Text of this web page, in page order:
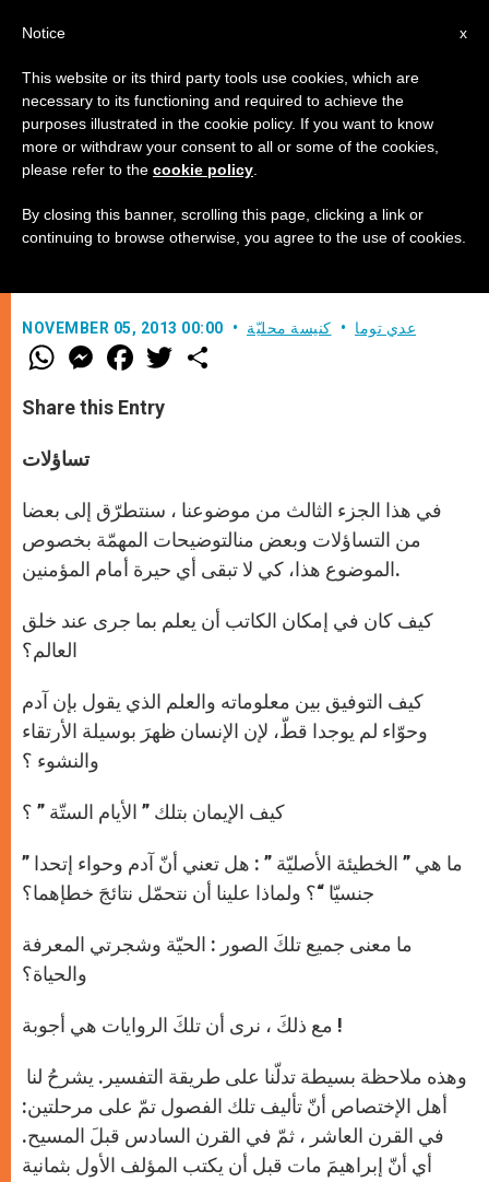
قصّة آدم وحوّاء .. بين الرمزية
والواقعيّة
NOVEMBER 05, 2013 00:00 عدي توما كنيسة محليّة
W
h
t
s
p
p
M
e
s
e
F
a
e
b
w
Share this Entry
تساؤلات
في هذا الجزء الثالث من موضوعنا ، سنتطرّق إلى بعضا
من التساؤلات وبعض منالتوضيحات المهمّة بخصوص
الموضوع هذا، كي لا تبقى أي حيرة أمام المؤمنين.
كيف كان في إمكان الكاتب أن يعلم بما جرى عند خلق
العالم؟
كيف التوفيق بين معلوماته والعلم الذي يقول بإن آدم
وحوّاء لم يوجدا قطّ، لإن الإنسان ظهرَ بوسيلة الأرتقاء
والنشوء ؟
كيف الإيمان بتلك ” الأيام الستّة ” ؟
ما هي ” الخطيئة الأصليّة ” : هل تعني أنّ آدم وحواء إتحدا ”
جنسيّا “؟ ولماذا علينا أن نتحمّل نتائجَ خطإهما؟
ما معنى جميع تلكَ الصور : الحيّة وشجرتي المعرفة
والحياة؟
مع ذلكَ ، نرى أن تلكَ الروايات هي أجوبة !
أهل الإختصاص أنّ تأليف تلك الفصول تمّ على مرحلتين:
في القرن العاشر ، ثمّ في القرن السادس قبلَ المسيح.
أي أنّ إبراهيمَ مات قبل أن يكتب المؤلف الأول بثمانية
x
Notice
This website or its third party tools use cookies, which are
necessary to its functioning and required to achieve the
purposes illustrated in the cookie policy. If you want to know
more or withdraw your consent to all or some of the cookies,
please refer to the cookie policy
By closing this banner, scrolling this page, clicking a link or
continuing to browse otherwise, you agree to the use of cookies.